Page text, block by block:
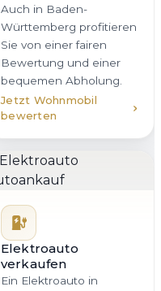
Auch in Baden-
Württemberg profitieren
Sie von einer fairen
Bewertung und einer
bequemen Abholung.
Jetzt Wohnmobil
bewerten
Elektroauto
verkaufen
Ein Elektroauto in